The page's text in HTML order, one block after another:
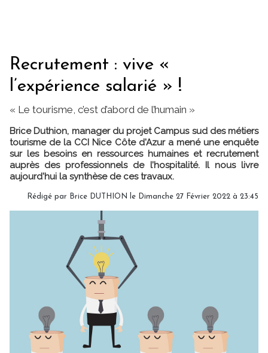
Recrutement : vive «
l’expérience salarié » !
« Le tourisme, c’est d’abord de l’humain »
Brice Duthion, manager du projet Campus sud des métiers
tourisme de la CCI Nice Côte d'Azur a mené une enquête
sur les besoins en ressources humaines et recrutement
auprès des professionnels de l’hospitalité. Il nous livre
aujourd'hui la synthèse de ces travaux.
Rédigé par Brice DUTHION le Dimanche 27 Février 2022 à 23:45